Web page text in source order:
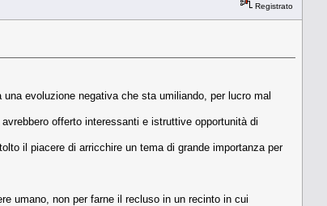
Registrato
evoluzione negativa che sta umiliando, per lucro mal
offerto interessanti e istruttive opportunità di
il piacere di arricchire un tema di grande importanza per
umano, non per farne il recluso in un recinto in cui